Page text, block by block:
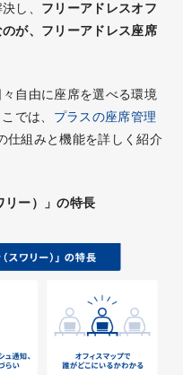
し、 フリーアドレスオフ
が、フリーアドレス座席
自由に座席を選べる環境
では、 プラスの座席管理
仕組みと機能を詳しく紹介
ー）」の特長